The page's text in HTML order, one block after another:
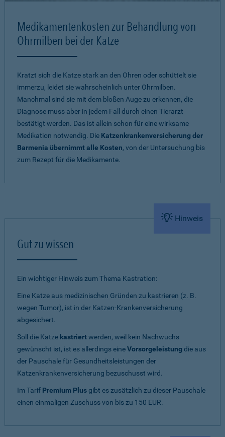
Medikamentenkosten zur Behandlung von
Ohrmilben bei der Katze
Kratzt sich die Katze stark an den Ohren oder schüttelt sie
immerzu, leidet sie wahrscheinlich unter Ohrmilben.
Manchmal sind sie mit dem bloßen Auge zu erkennen, die
Diagnose muss aber in jedem Fall durch einen Tierarzt
bestätigt werden. Das ist allein schon für eine wirksame
Medikation notwendig. Die Katzenkrankenversicherung der
Barmenia übernimmt alle Kosten, von der Untersuchung bis
zum Rezept für die Medikamente.
Hinweis
Gut zu wissen
Ein wichtiger Hinweis zum Thema Kastration:
Eine Katze aus medizinischen Gründen zu kastrieren (z. B.
wegen Tumor), ist in der Katzen-Krankenversicherung
abgesichert.
Soll die Katze kastriertwerden, weil kein Nachwuchs
gewünscht ist, ist es allerdings eineVorsorgeleistung die aus
der Pauschale für Gesundheitsleistungen der
Katzenkrankenversicherung bezuschusst wird.
Im Tarif Premium Plusgibt es zusätzlich zu dieser Pauschale
einen einmaligen Zuschuss von bis zu 150 EUR.